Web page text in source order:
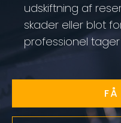
udskiftning af
skader eller blot
professionel
FÅ